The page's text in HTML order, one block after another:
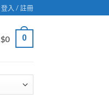
登入 / 註冊
$0 0